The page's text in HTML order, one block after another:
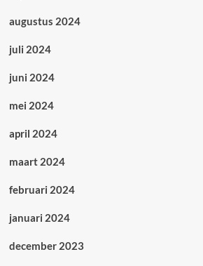
augustus 2024
juli 2024
juni 2024
mei 2024
april 2024
maart 2024
februari 2024
januari 2024
december 2023